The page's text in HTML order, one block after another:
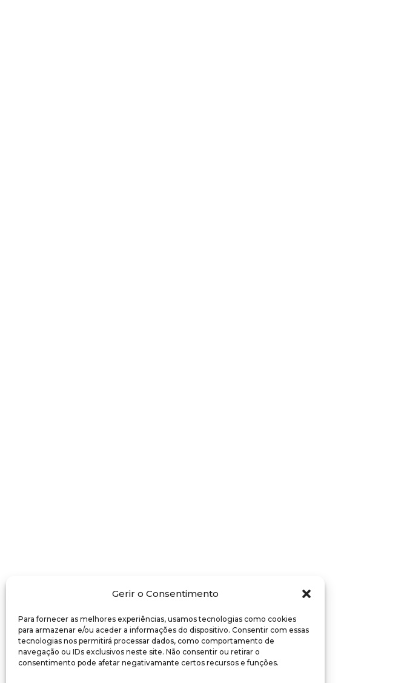
Gerir o Consentimento
Para fornecer as melhores experiências, usamos tecnologias como cookies
para armazenar e/ou aceder a informações do dispositivo. Consentir com essas
tecnologias nos permitirá processar dados, como comportamento de
navegação ou IDs exclusivos neste site. Não consentir ou retirar o
consentimento pode afetar negativamante certos recursos e funções.